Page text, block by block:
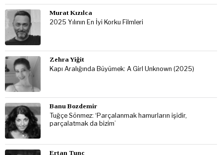
Murat Kızılca
2025 Yılının En İyi Korku Filmleri
Zehra Yiğit
Kapı Aralığında Büyümek: A Girl Unknown (2025)
Banu Bozdemir
Tuğçe Sönmez: ‘Parçalanmak hamurların işidir,
parçalatmak da bizim’
Ertan Tunc